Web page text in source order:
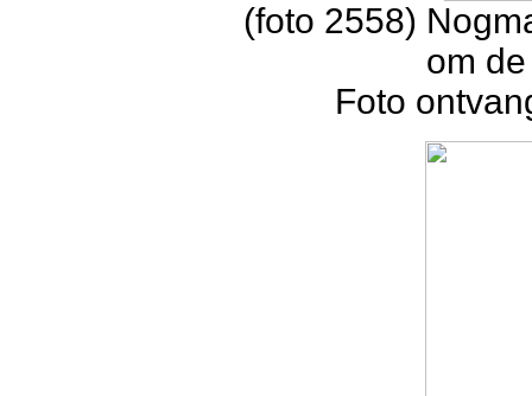
(foto 2558)
om
Foto